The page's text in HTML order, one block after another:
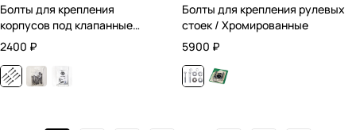
Болты для крепления
корпусов под клапанные
крышки
2400 ₽
Болты для крепления рулевых
стоек / Хромированные
5900 ₽